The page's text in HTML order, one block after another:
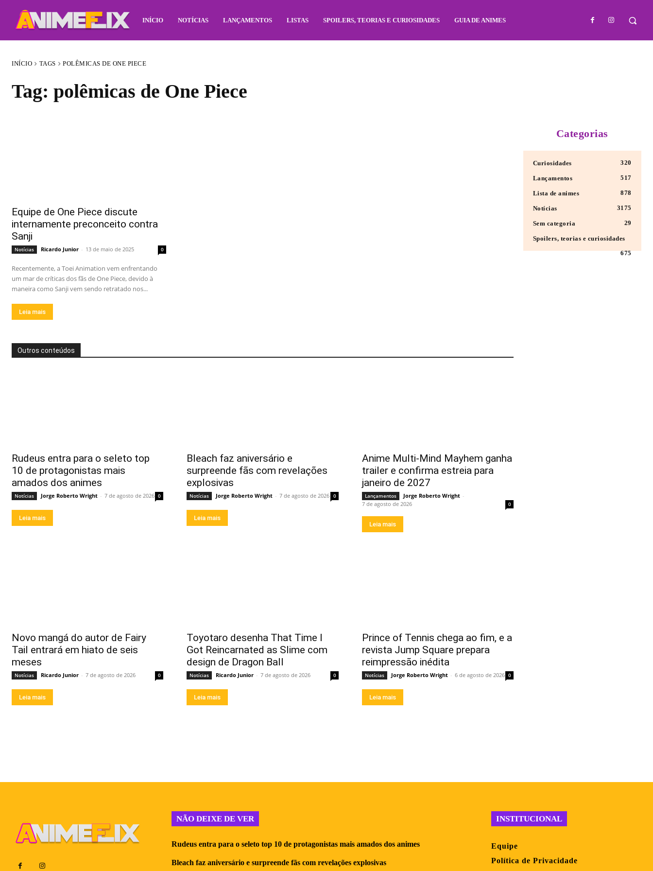
INÍCIO NOTÍCIAS LANÇAMENTOS LISTAS SPOILERS, TEORIAS E CURIOSIDADES GUIA DE ANIMES
INÍCIO TAGS POLÊMICAS DE ONE PIECE
Tag: polêmicas de One Piece
Equipe de One Piece discute
internamente preconceito contra
Sanji
Notícias Ricardo Junior - 13 de maio de 2025 0
Recentemente, a Toei Animation vem enfrentando
um mar de críticas dos fãs de One Piece, devido à
maneira como Sanji vem sendo retratado nos...
Leia mais
Outros conteúdos
Rudeus entra para o seleto top
10 de protagonistas mais
amados dos animes
Notícias Jorge Roberto Wright - 7 de agosto de 2026 0
Leia mais
Bleach faz aniversário e
surpreende fãs com revelações
explosivas
Notícias Jorge Roberto Wright - 7 de agosto de 2026 0
Leia mais
Anime Multi-Mind Mayhem ganha
trailer e confirma estreia para
janeiro de 2027
Lançamentos Jorge Roberto Wright -
7 de agosto de 2026
0
Leia mais
Novo mangá do autor de Fairy
Tail entrará em hiato de seis
meses
Notícias Ricardo Junior - 7 de agosto de 2026 0
Leia mais
Toyotaro desenha That Time I
Got Reincarnated as Slime com
design de Dragon Ball
Notícias Ricardo Junior - 7 de agosto de 2026 0
Leia mais
Prince of Tennis chega ao fim, e a
revista Jump Square prepara
reimpressão inédita
Notícias Jorge Roberto Wright - 6 de agosto de 2026 0
Leia mais
Categorias
Curiosidades 320
Lançamentos 517
Lista de animes 878
Notícias 3175
Sem categoria 29
Spoilers, teorias e curiosidades
675
NÃO DEIXE DE VER
Rudeus entra para o seleto top 10 de protagonistas mais amados dos animes
Bleach faz aniversário e surpreende fãs com revelações explosivas
INSTITUCIONAL
Equipe
Política de Privacidade